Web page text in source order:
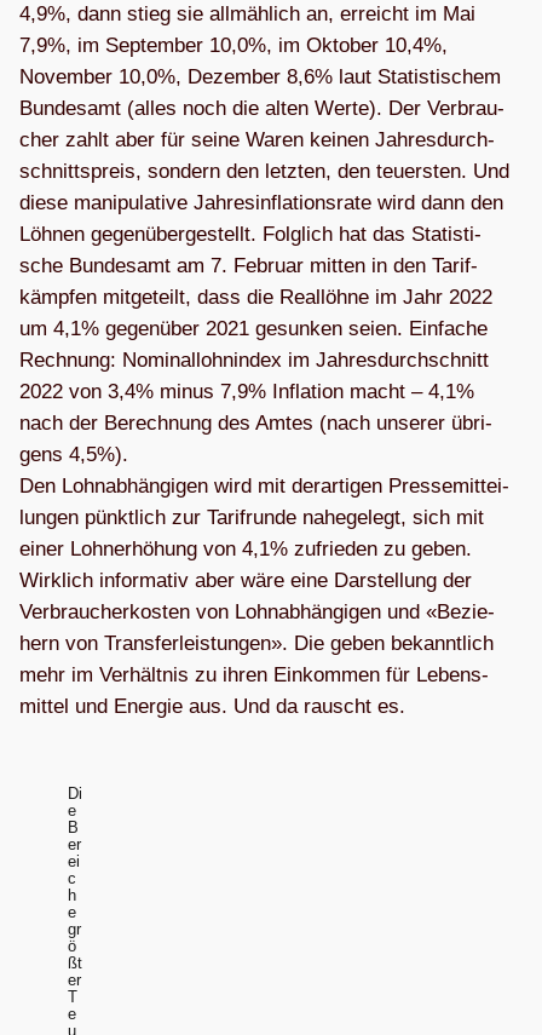
4,9%, dann stieg sie all­mäh­lich an, erreicht im Mai
7,9%, im Sep­tem­ber 10,0%, im Okto­ber 10,4%,
Novem­ber 10,0%, Dezem­ber 8,6% laut Sta­tis­ti­schem
Bun­des­amt (alles noch die alten Werte). Der Ver­brau­
cher zahlt aber für seine Waren kei­nen Jah­res­durch­
schnitts­preis, son­dern den letz­ten, den teu­ers­ten. Und
diese mani­pu­la­tive Jah­res­in­fla­ti­ons­rate wird dann den
Löh­nen gegen­über­ge­stellt. Folg­lich hat das Sta­tis­ti­
sche Bun­des­amt am 7. Februar mit­ten in den Tarif­
kämp­fen mit­ge­teilt, dass die Real­löhne im Jahr 2022
um 4,1% gegen­über 2021 gesun­ken seien. Ein­fa­che
Rech­nung: Nomi­nal­lohn­in­dex im Jah­res­durch­schnitt
2022 von 3,4% minus 7,9% Infla­tion macht – 4,1%
nach der Berech­nung des Amtes (nach unse­rer übri­
gens 4,5%).
Den Lohn­ab­hän­gi­gen wird mit der­ar­ti­gen Pres­se­mit­tei­
lun­gen pünkt­lich zur Tarif­runde nahe­ge­legt, sich mit
einer Lohn­er­hö­hung von 4,1% zufrie­den zu geben.
Wirk­lich infor­ma­tiv aber wäre eine Dar­stel­lung der
Ver­brau­cher­kos­ten von Lohn­ab­hän­gi­gen und «Bezie­
hern von Trans­fer­leis­tun­gen». Die geben bekannt­lich
mehr im Ver­hält­nis zu ihren Ein­kom­men für Lebens­
mit­tel und Ener­gie aus. Und da rauscht es.
Di
e
B
er
ei
c
h
e
gr
ö
ßt
er
T
e
u